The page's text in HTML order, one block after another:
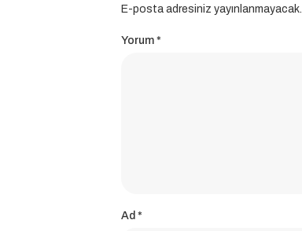
E-posta adresiniz yayınlanmayacak.
Yorum *
Ad *